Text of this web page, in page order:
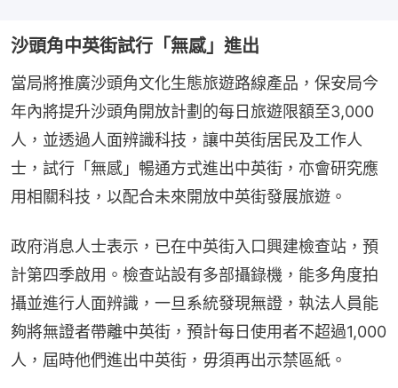
沙頭角中英街試行「無感」進出
當局將推廣沙頭角文化生態旅遊路線產品，保安局今
年內將提升沙頭角開放計劃的每日旅遊限額至3,000
人，並透過人面辨識科技，讓中英街居民及工作人
士，試行「無感」暢通方式進出中英街，亦會研究應
用相關科技，以配合未來開放中英街發展旅遊。
政府消息人士表示，已在中英街入口興建檢查站，預
計第四季啟用。檢查站設有多部攝錄機，能多角度拍
攝並進行人面辨識，一旦系統發現無證，執法人員能
夠將無證者帶離中英街，預計每日使用者不超過1,000
人，屆時他們進出中英街，毋須再出示禁區紙。